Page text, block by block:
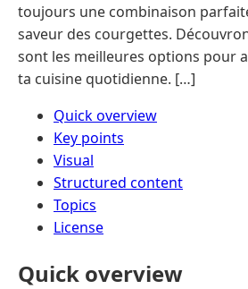
toujours une combinaison
saveur des courgettes.
sont les meilleures options pour
ta cuisine quotidienne. […]
Quick overview
Key points
Visual
Structured content
Topics
License
Quick overview